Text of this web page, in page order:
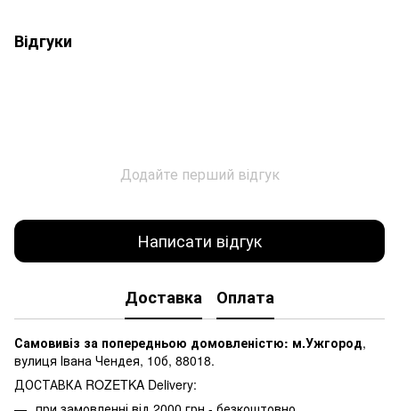
Відгуки
Додайте перший відгук
Написати відгук
Доставка Оплата
Самовивіз за попередньою домовленістю: м.Ужгород,
вулиця Івана Чендея, 10б, 88018.
ДОСТАВКА ROZETKA Delivery: